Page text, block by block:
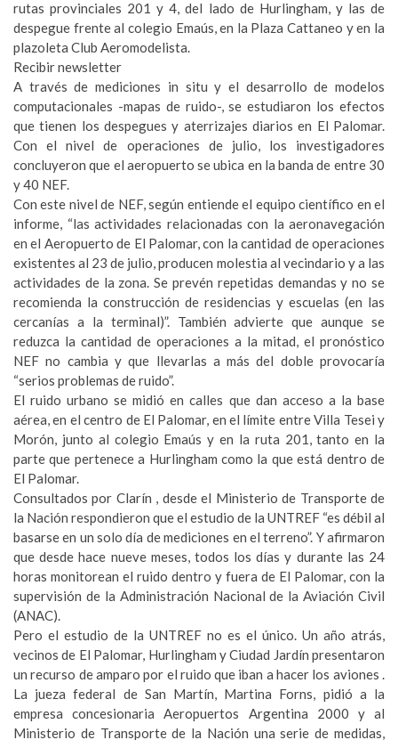
rutas provinciales 201 y 4, del lado de Hurlingham, y las de
despegue frente al colegio Emaús, en la Plaza Cattaneo y en la
plazoleta Club Aeromodelista.
Recibir newsletter
A través de mediciones in situ y el desarrollo de modelos
computacionales -mapas de ruido-, se estudiaron los efectos
que tienen los despegues y aterrizajes diarios en El Palomar.
Con el nivel de operaciones de julio, los investigadores
concluyeron que el aeropuerto se ubica en la banda de entre 30
y 40 NEF.
Con este nivel de NEF, según entiende el equipo científico en el
informe, “las actividades relacionadas con la aeronavegación
en el Aeropuerto de El Palomar, con la cantidad de operaciones
existentes al 23 de julio, producen molestia al vecindario y a las
actividades de la zona. Se prevén repetidas demandas y no se
recomienda la construcción de residencias y escuelas (en las
cercanías a la terminal)”. También advierte que aunque se
reduzca la cantidad de operaciones a la mitad, el pronóstico
NEF no cambia y que llevarlas a más del doble provocaría
“serios problemas de ruido”.
El ruido urbano se midió en calles que dan acceso a la base
aérea, en el centro de El Palomar, en el límite entre Villa Tesei y
Morón, junto al colegio Emaús y en la ruta 201, tanto en la
parte que pertenece a Hurlingham como la que está dentro de
El Palomar.
Consultados por Clarín , desde el Ministerio de Transporte de
la Nación respondieron que el estudio de la UNTREF “es débil al
basarse en un solo día de mediciones en el terreno”. Y afirmaron
que desde hace nueve meses, todos los días y durante las 24
horas monitorean el ruido dentro y fuera de El Palomar, con la
supervisión de la Administración Nacional de la Aviación Civil
(ANAC).
Pero el estudio de la UNTREF no es el único. Un año atrás,
vecinos de El Palomar, Hurlingham y Ciudad Jardín presentaron
un recurso de amparo por el ruido que iban a hacer los aviones .
La jueza federal de San Martín, Martina Forns, pidió a la
empresa concesionaria Aeropuertos Argentina 2000 y al
Ministerio de Transporte de la Nación una serie de medidas,